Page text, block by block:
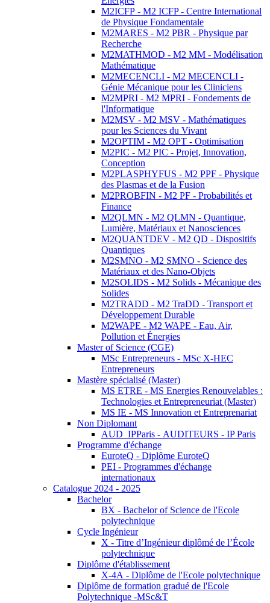
M2ICFP - M2 ICFP - Centre International
de Physique Fondamentale
M2MARES - M2 PBR - Physique par
Recherche
M2MATHMOD - M2 MM - Modélisation
Mathématique
M2MECENCLI - M2 MECENCLI -
Génie Mécanique pour les Cliniciens
M2MPRI - M2 MPRI - Fondements de
l'Informatique
M2MSV - M2 MSV - Mathématiques
pour les Sciences du Vivant
M2OPTIM - M2 OPT - Optimisation
M2PIC - M2 PIC - Projet, Innovation,
Conception
M2PLASPHYFUS - M2 PPF - Physique
des Plasmas et de la Fusion
M2PROBFIN - M2 PF - Probabilités et
Finance
M2QLMN - M2 QLMN - Quantique,
Lumière, Matériaux et Nanosciences
M2QUANTDEV - M2 QD - Dispositifs
Quantiques
M2SMNO - M2 SMNO - Science des
Matériaux et des Nano-Objets
M2SOLIDS - M2 Solids - Mécanique des
Solides
M2TRADD - M2 TraDD - Transport et
Développement Durable
M2WAPE - M2 WAPE - Eau, Air,
Pollution et Énergies
Master of Science (CGE)
MSc Entrepreneurs - MSc X-HEC
Entrepreneurs
Mastère spécialisé (Master)
MS ETRE - MS Energies Renouvelables :
Technologies et Entrepreneuriat (Master)
MS IE - MS Innovation et Entreprenariat
Non Diplomant
AUD_IPParis - AUDITEURS - IP Paris
Programme d'échange
EuroteQ - Diplôme EuroteQ
PEI - Programmes d'échange
internationaux
Catalogue 2024 - 2025
Bachelor
BX - Bachelor of Science de l'Ecole
polytechnique
Cycle Ingénieur
X - Titre d’Ingénieur diplômé de l’École
polytechnique
Diplôme d'établissement
X-4A - Diplôme de l'Ecole polytechnique
Diplôme de formation gradué de l'Ecole
Polytechnique -MSc&T